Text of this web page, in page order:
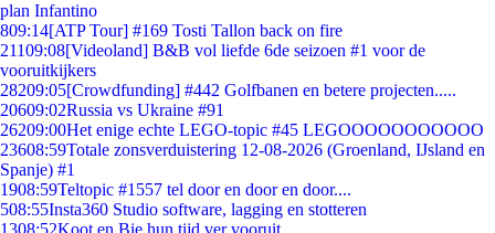
plan Infantino
809:14[ATP Tour] #169 Tosti Tallon back on fire
21109:08[Videoland] B&B vol liefde 6de seizoen #1 voor de
vooruitkijkers
28209:05[Crowdfunding] #442 Golfbanen en betere projecten.....
20609:02Russia vs Ukraine #91
26209:00Het enige echte LEGO-topic #45 LEGOOOOOOOOOOO
23608:59Totale zonsverduistering 12-08-2026 (Groenland, IJsland en
Spanje) #1
1908:59Teltopic #1557 tel door en door en door....
508:55Insta360 Studio software, lagging en stotteren
1308:52Koot en Bie hun tijd ver vooruit..................